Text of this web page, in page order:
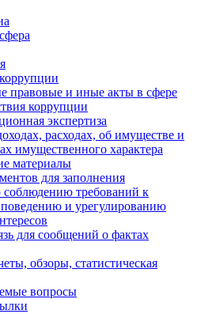
правовые и иные акты в сфере
коррупции
экспертиза
расходах, об имуществе и
имущественного характера
материалы
для заполнения
требований к
и урегулированию
для сообщений о фактах
обзоры, статистическая
вопросы